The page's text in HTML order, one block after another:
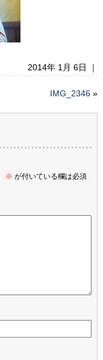
2014年 1月 6日 ｜
IMG_2346 »
※ が付いている欄は必須